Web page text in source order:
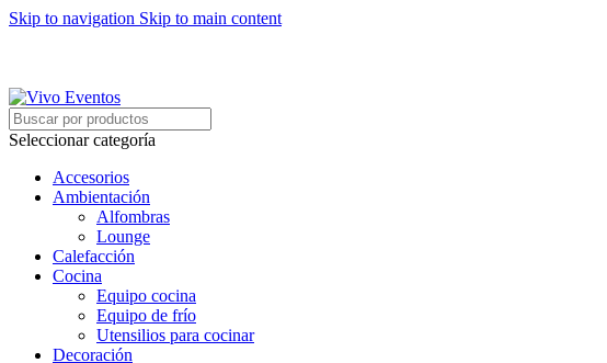
Skip to navigation Skip to main content
Seleccionar categoría
Accesorios
Ambientación
Alfombras
Lounge
Calefacción
Cocina
Equipo cocina
Equipo de frío
Utensilios para cocinar
Decoración